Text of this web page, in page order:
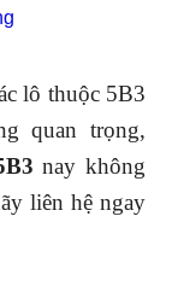
lô thuộc 5B3
quan trọng,
nay không
liên hệ ngay